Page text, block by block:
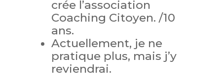
crée l’association
Coaching Citoyen. /10
ans.
Actuellement, je ne
pratique plus, mais j’y
reviendrai.